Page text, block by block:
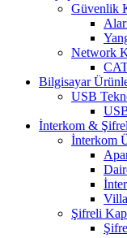
Güvenlik
Network
Bilgisayar
USB
İnterkom &
İnterkom
Şifreli